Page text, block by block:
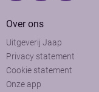
Over ons
Uitgeverij Jaap
Privacy statement
Cookie statement
Onze app